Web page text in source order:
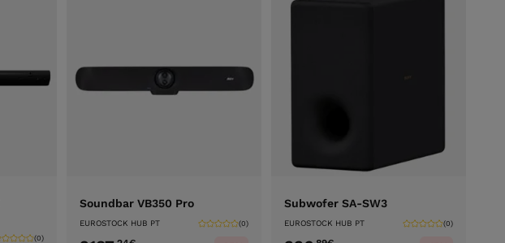
(0)
Soundbar VB350 Pro
EUROSTOCK HUB PT (0)
Subwofer SA-SW3
EUROSTOCK HUB PT (0)